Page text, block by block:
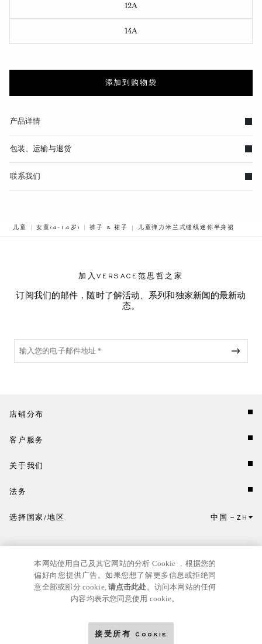
12A
14A
添加到购物袋
产品详情
包装、运输与退货
联系我们
儿童 女童(4-14岁) 裤子 & 裙子 BREADCRUMB.ADA.LABEL.CURRENT
儿童弹力米兰式缝线迷你半身裙
加入VERSACE范思哲之家
订阅我们的邮件，随时了解活动、系列和独家新闻的最新动
态。
店铺分布
客户服务
关于我们
法务
点击此处选择国家/地区和语言。
选择国家/地区 中国 ZH
本网站使用自己及其它网站的分析 Cookie ，根据您的
偏好向您提供广告。如果您想了解更多信息或拒绝同
意全部或部分 cookie,请点击此处。访问本网站的任何
内容均表示您同意使用 cookie。
接受所有 Cookie